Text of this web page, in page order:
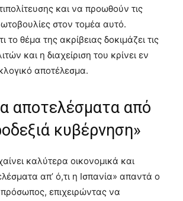
και να προωθούν τις
στον τομέα αυτό.
το θέμα της ακρίβειας δοκιμάζει τις
και η διαχείριση του κρίνει εν
αποτέλεσμα.
αποτελέσματα από
κυβέρνηση»
καλύτερα οικονομικά και
απ’ ό,τι η Ισπανία» απαντά ο
επιχειρώντας να